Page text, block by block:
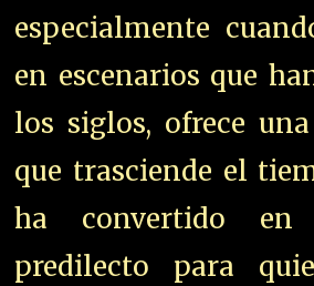
especialmente
en escenarios que
los siglos, ofrece
que trasciende el
ha convertido
predilecto para